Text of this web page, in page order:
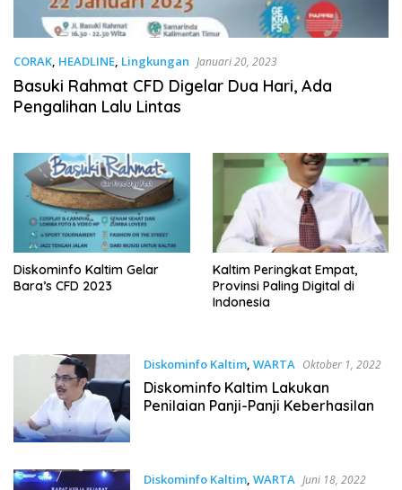
CORAK, HEADLINE, Lingkungan Januari 20, 2023
Basuki Rahmat CFD Digelar Dua Hari, Ada
Pengalihan Lalu Lintas
Diskominfo Kaltim Gelar
Bara’s CFD 2023
Kaltim Peringkat Empat,
Provinsi Paling Digital di
Indonesia
Diskominfo Kaltim, WARTA Oktober 1, 2022
Diskominfo Kaltim Lakukan
Penilaian Panji-Panji Keberhasilan
Diskominfo Kaltim, WARTA Juni 18, 2022